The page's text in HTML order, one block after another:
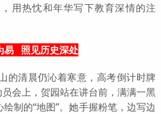
用热忱和年华写下教育深情的注
易 照见历史深处
的清晨仍沁着寒意，高考倒计时牌
会上，贺园站在讲台前，满满一黑
制的“地图”。她手握粉笔，边写边